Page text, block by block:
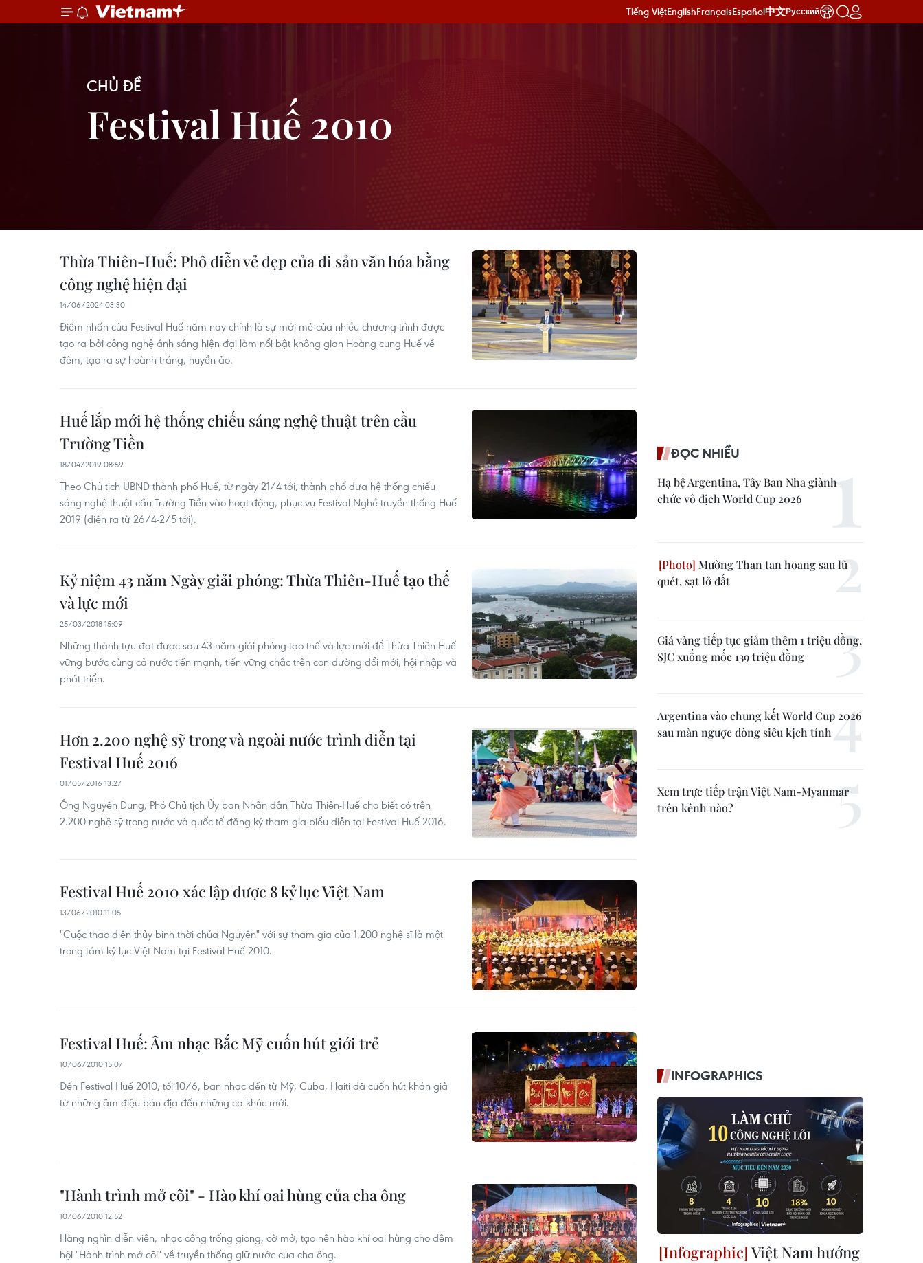
Tiếng ViệtEnglishFrançaisEspañol中文Русский
CHỦ ĐỀ
Festival Huế 2010
Thừa Thiên-Huế: Phô diễn vẻ đẹp của di sản văn hóa bằng
công nghệ hiện đại
14/06/2024 03:30
Điểm nhấn của Festival Huế năm nay chính là sự mới mẻ của nhiều chương trình được
tạo ra bởi công nghệ ánh sáng hiện đại làm nổi bật không gian Hoàng cung Huế về
đêm, tạo ra sự hoành tráng, huyền ảo.
Huế lắp mới hệ thống chiếu sáng nghệ thuật trên cầu
Trường Tiền
18/04/2019 08:59
Theo Chủ tịch UBND thành phố Huế, từ ngày 21/4 tới, thành phố đưa hệ thống chiếu
sáng nghệ thuật cầu Trường Tiền vào hoạt động, phục vụ Festival Nghề truyền thống Huế
2019 (diễn ra từ 26/4-2/5 tới).
Kỷ niệm 43 năm Ngày giải phóng: Thừa Thiên-Huế tạo thế
và lực mới
25/03/2018 15:09
Những thành tựu đạt được sau 43 năm giải phóng tạo thế và lực mới để Thừa Thiên-Huế
vững bước cùng cả nước tiến mạnh, tiến vững chắc trên con đường đổi mới, hội nhập và
phát triển.
Hơn 2.200 nghệ sỹ trong và ngoài nước trình diễn tại
Festival Huế 2016
01/05/2016 13:27
Ông Nguyễn Dung, Phó Chủ tịch Ủy ban Nhân dân Thừa Thiên-Huế cho biết có trên
2.200 nghệ sỹ trong nước và quốc tế đăng ký tham gia biểu diễn tại Festival Huế 2016.
Festival Huế 2010 xác lập được 8 kỷ lục Việt Nam
13/06/2010 11:05
"Cuộc thao diễn thủy binh thời chúa Nguyễn" với sự tham gia của 1.200 nghệ sĩ là một
trong tám kỷ lục Việt Nam tại Festival Huế 2010.
Festival Huế: Âm nhạc Bắc Mỹ cuốn hút giới trẻ
10/06/2010 15:07
Đến Festival Huế 2010, tối 10/6, ban nhạc đến từ Mỹ, Cuba, Haiti đã cuốn hút khán giả
từ những âm điệu bản địa đến những ca khúc mới.
"Hành trình mở cõi" - Hào khí oai hùng của cha ông
10/06/2010 12:52
Hàng nghìn diễn viên, nhạc công trống giong, cờ mở, tạo nên hào khí oai hùng cho đêm
hội "Hành trình mở cõi" về truyền thống giữ nước của cha ông.
ĐỌC NHIỀU
Hạ bệ Argentina, Tây Ban Nha giành
chức vô địch World Cup 2026
Mường Than tan hoang sau lũ
quét, sạt lở đất
Giá vàng tiếp tục giảm thêm 1 triệu đồng,
SJC xuống mốc 139 triệu đồng
Argentina vào chung kết World Cup 2026
sau màn ngược dòng siêu kịch tính
Xem trực tiếp trận Việt Nam-Myanmar
trên kênh nào?
INFOGRAPHICS
Việt Nam hướng